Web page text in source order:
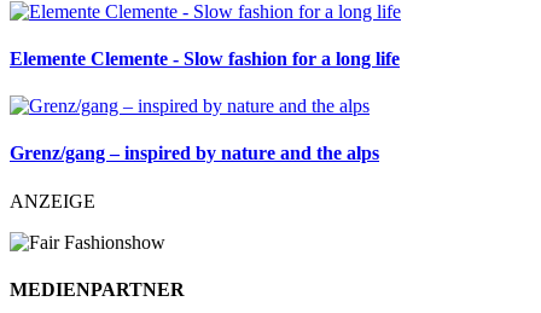
Elemente Clemente - Slow fashion for a long life
Grenz/gang – inspired by nature and the alps
ANZEIGE
MEDIENPARTNER